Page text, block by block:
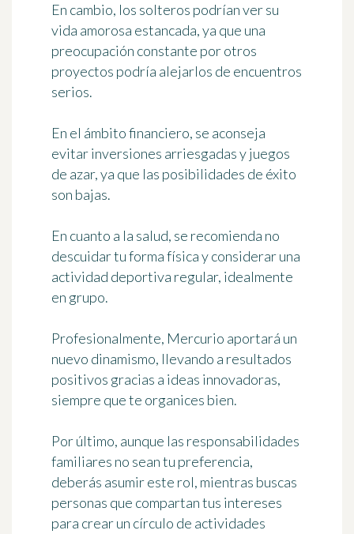
En cambio, los solteros podrían ver su
vida amorosa estancada, ya que una
preocupación constante por otros
proyectos podría alejarlos de encuentros
serios.
En el ámbito financiero, se aconseja
evitar inversiones arriesgadas y juegos
de azar, ya que las posibilidades de éxito
son bajas.
En cuanto a la salud, se recomienda no
descuidar tu forma física y considerar una
actividad deportiva regular, idealmente
en grupo.
Profesionalmente, Mercurio aportará un
nuevo dinamismo, llevando a resultados
positivos gracias a ideas innovadoras,
siempre que te organices bien.
Por último, aunque las responsabilidades
familiares no sean tu preferencia,
deberás asumir este rol, mientras buscas
personas que compartan tus intereses
para crear un círculo de actividades